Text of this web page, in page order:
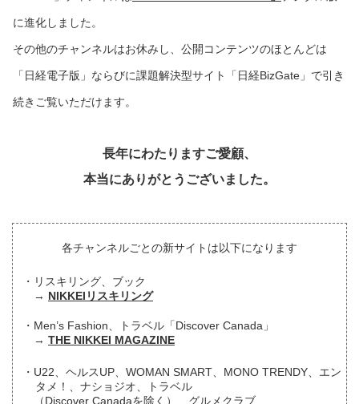
に進化しました。
その他のチャンネルはお休みし、公開コンテンツのほとんどは
「日経電子版」ならびに課題解決型サイト「日経BizGate」で引き
続きご覧いただけます。
長年にわたりますご愛顧、
本当にありがとうございました。
各チャンネルごとの新サイトは以下になります
リスキリング、ブック
NIKKEIリスキリング
Men’s Fashion、トラベル「Discover Canada」
THE NIKKEI MAGAZINE
U22、ヘルスUP、WOMAN SMART、MONO TRENDY、エン
タメ！、ナショジオ、トラベル
（Discover Canadaを除く）、グルメクラブ